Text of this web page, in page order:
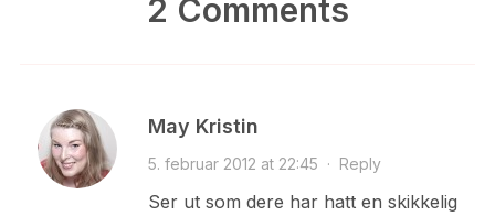
2 Comments
May Kristin
5. februar 2012 at 22:45 · Reply
Ser ut som dere har hatt en skikkelig